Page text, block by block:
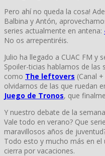
Pero ahí no queda la cosa!
Balbina y Antón,
series actualmente en antena:
No os arrepentiréis.
Julio ha llegado a CUAC FM y
Spoiler-ticias hablamos de las
como The leftovers (Canal
olvidarnos de las que ruedan
Juego de Tronos, que
Y nuestro debate de la
Vale todo en verano? Que
maravillosos años de
Todo esto y mucho más en
cierra por vacaciones.